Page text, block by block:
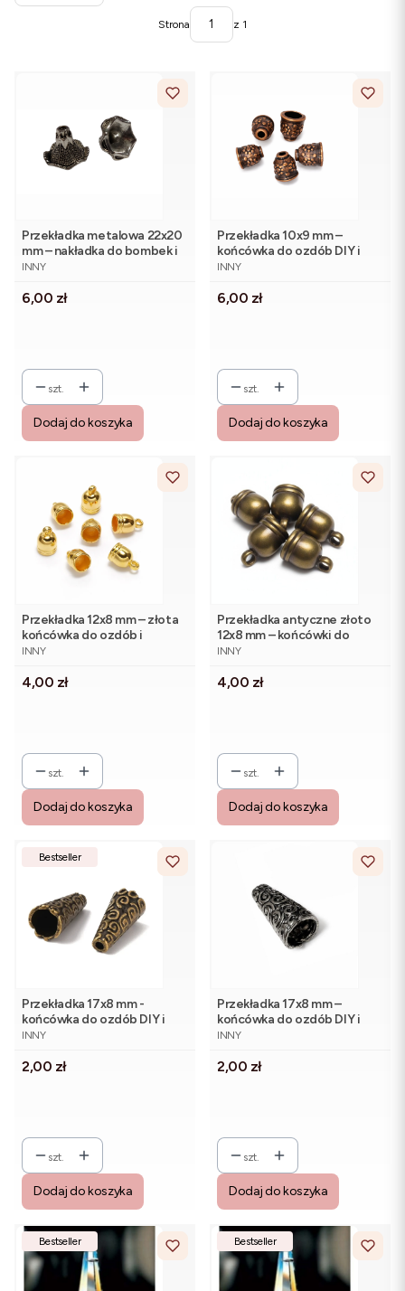
Strona z 1
Przekładka metalowa 22x20
mm – nakładka do bombek i
biżuterii, antyczne srebro (1
PRODUCENT
INNY
Cena
6,00 zł
szt.
Dodaj do koszyka
Przekładka 10x9 mm –
końcówka do ozdób DIY i
biżuterii, antyczna miedź (5
PRODUCENT
INNY
Cena
6,00 zł
szt.
Dodaj do koszyka
Przekładka 12x8 mm – złota
końcówka do ozdób i
biżuterii (5 szt.)
PRODUCENT
INNY
Cena
4,00 zł
szt.
Dodaj do koszyka
Przekładka antyczne złoto
12x8 mm – końcówki do
pisanek bombek (5 szt.)
PRODUCENT
INNY
Cena
4,00 zł
szt.
Dodaj do koszyka
Bestseller
Przekładka 17x8 mm -
końcówka do ozdób DIY i
biżuterii, antyczne złoto (1
PRODUCENT
INNY
Cena
2,00 zł
szt.
Dodaj do koszyka
Przekładka 17x8 mm –
końcówka do ozdób DIY i
biżuterii, antyczne srebro (1
PRODUCENT
INNY
Cena
2,00 zł
szt.
Dodaj do koszyka
Bestseller Bestseller